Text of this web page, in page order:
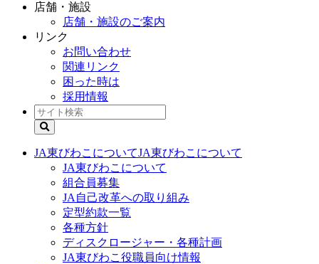
店舗・施設
店舗・施設のご案内
リンク
お問い合わせ
関連リンク
困った時は
採用情報
JA東びわこについてJA東びわこについて
JA東びわこについて
組合員募集
JA自己改革への取り組み
定型約款一覧
各種方針
ディスクロージャー・各種計画
JA東びわこ役職員向け情報